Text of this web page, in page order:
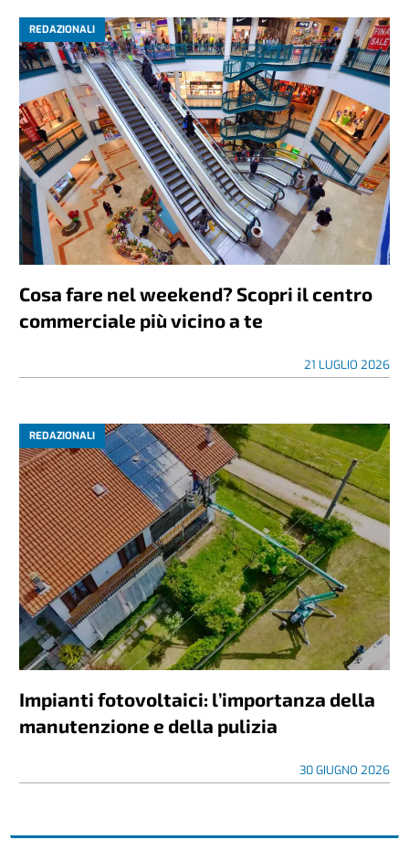
REDAZIONALI
Cosa fare nel weekend? Scopri il centro
commerciale più vicino a te
21 LUGLIO 2026
REDAZIONALI
Impianti fotovoltaici: l’importanza della
manutenzione e della pulizia
30 GIUGNO 2026